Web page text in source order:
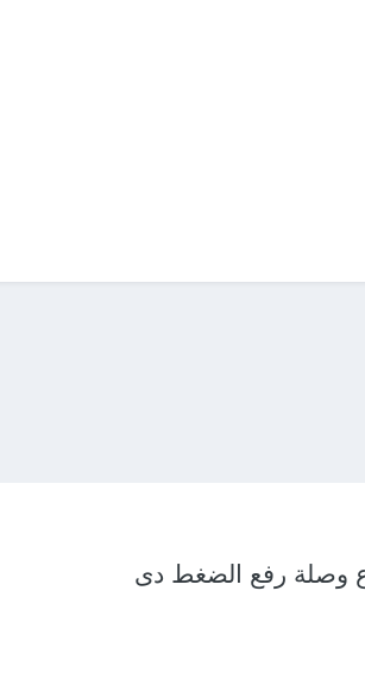
وصلة رفع الضغط دى